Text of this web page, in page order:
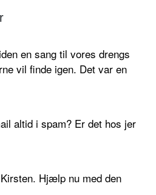
en sang til vores drengs
vil finde igen. Det var en
altid i spam? Er det hos jer
Hjælp nu med den